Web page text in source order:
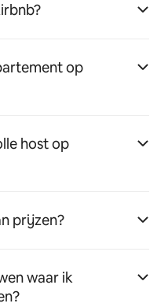
op
host op
prijzen?
waar ik